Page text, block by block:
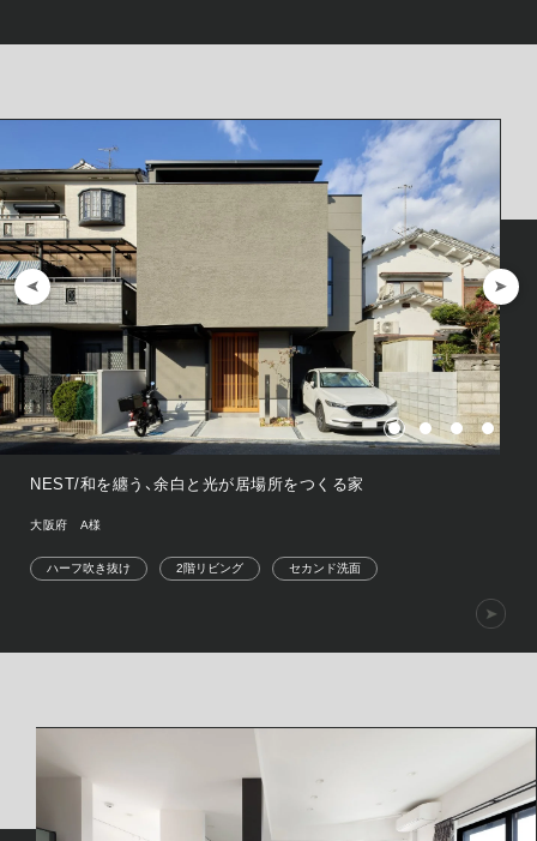
NEST/和を纏う、余白と光が居場所をつくる家
大阪府 A様
ハーフ吹き抜け 2階リビング セカンド洗面